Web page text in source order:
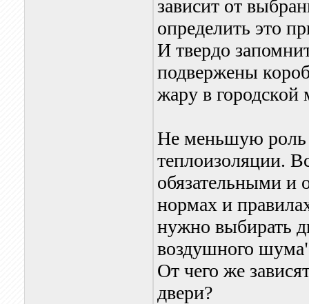
зависит от
определить это
И твердо
подвержены
жару в городской
Не меньшую роль
теплоизоляции.
обязательными и
нормах и
нужно выбирать
воздушного
От чего же
двери?